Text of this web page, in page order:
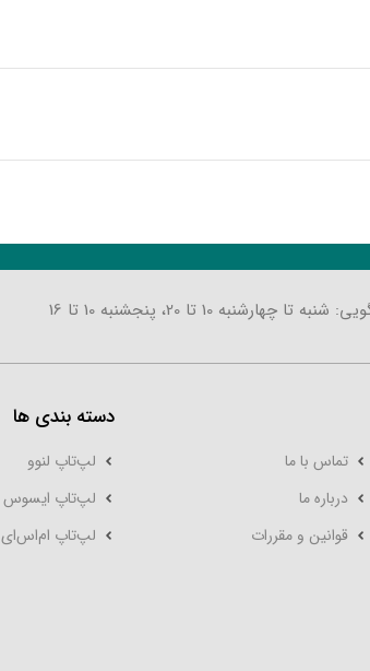
چهارشنبه 10 تا 20، پنجشنبه 10 تا 16
تماس با ما
درباره ما
قوانین و مقررات
دسته بندی ها
لپ‌تاپ لنوو
لپ‌تاپ ایسوس
لپ‌تاپ‌ ام‌اس‌ای